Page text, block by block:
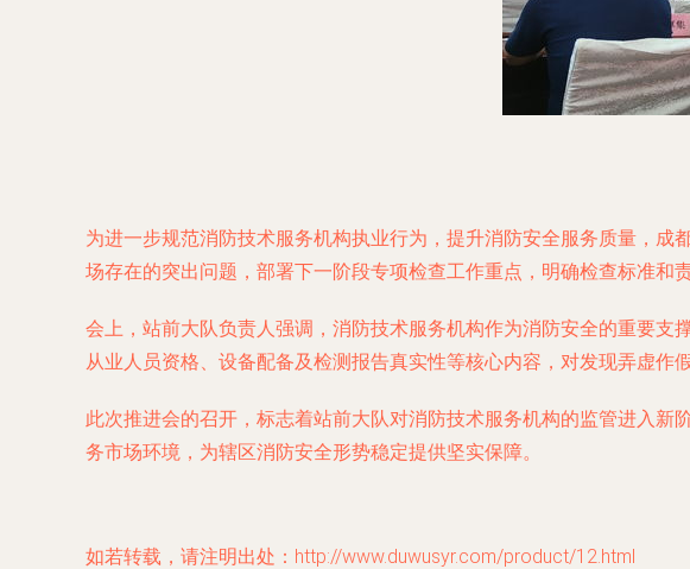
为进一步规范消防技术服务机构执业行为，提升消防安全服务质量，
场存在的突出问题，部署下一阶段专项检查工作重点，明确检查标准和责
会上，站前大队负责人强调，消防技术服务机构作为消防安全的重要支
从业人员资格、设备配备及检测报告真实性等核心内容，对发现弄虚作
此次推进会的召开，标志着站前大队对消防技术服务机构的监管进入
务市场环境，为辖区消防安全形势稳定提供坚实保障。
如若转载，请注明出处：http://www.duwusyr.com/product/12.html